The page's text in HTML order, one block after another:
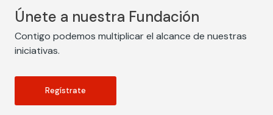
Únete a nuestra Fundación
Contigo podemos multiplicar el alcance de nuestras
iniciativas.
Regístrate